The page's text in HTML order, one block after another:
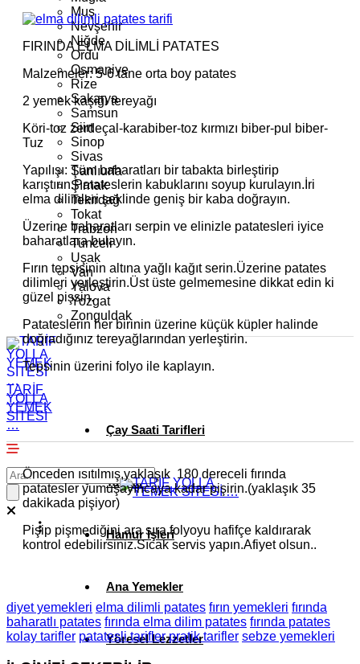
Muş
Nevşehir
Niğde
Ordu
Osmaniye
Rize
Sakarya
Samsun
Siirt
Sinop
Sivas
Şanlıurfa
Şırnak
Tekirdağ
Tokat
Trabzon
Tunceli
Uşak
Van
Yalova
Yozgat
Zonguldak
TARİF
YOLLA
YEMEK
SİTESİ
… Çay Saati Tarifleri
Tatlılar
Hamur İşleri
Ana Yemekler
Yöresel Lezzetler
FIRINDA ELMA DİLİMLİ PATATES
Malzemeler: 5-6 tane orta boy patates
2 yemek kaşığı tereyağı
Köri-toz zerdeçal-karabiber-toz kırmızı biber-pul biber-
Tuz
Yapılışı: Tüm baharatları bir tabakta birleştirip
karıştırın.Patateslerin kabuklarını soyup kurulayın.İri
elma dilimleri şeklinde geniş bir kaba doğrayın.
Üzerine baharatları serpin ve elinizle patatesleri iyice
baharatlara bulayın.
Fırın tepsisinin altına yağlı kağıt serin.Üzerine patates
dilimleri yerleştirin.Üst üste gelmemesine dikkat edin ki
güzel pişsin.
Patateslerin her birinin üzerine küçük küpler halinde
doğradığınız tereyağlarından yerleştirin.
Tepsinin üzerini folyo ile kaplayın.
Önceden ısıtılmış,yaklaşık 180 dereceli fırında
patatesler yumuşayıncaya kadar pişirin.(yaklaşık 35
dakikada pişiyor)
Pişip pişmediğini ara sıra folyoyu hafifçe kaldırarak
kontrol edebilirsiniz.Sıcak servis yapın.Afiyet olsun..
diyet yemekleri elma dilimli patates fırın yemekleri fırında
baharatlı patates fırında elma dilim patates fırında patates
kolay tarifler patatesli tarifler pratik tarifler sebze yemekleri